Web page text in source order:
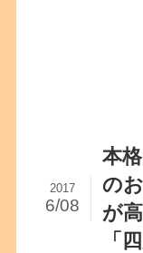
本
の
が
「
2017
6/08